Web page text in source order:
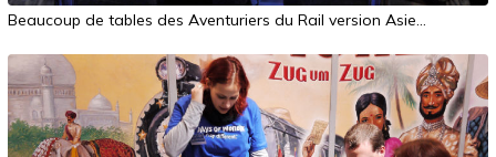
Beaucoup de tables des Aventuriers du Rail version Asie...